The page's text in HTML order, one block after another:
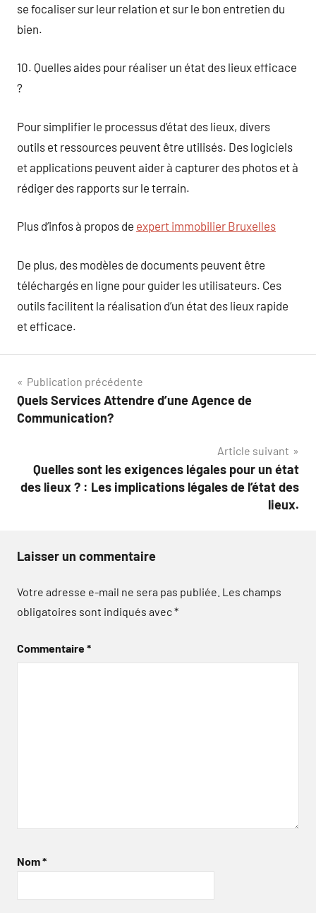
se focaliser sur leur relation et sur le bon entretien du
bien.
10. Quelles aides pour réaliser un état des lieux efficace
?
Pour simplifier le processus d’état des lieux, divers
outils et ressources peuvent être utilisés. Des logiciels
et applications peuvent aider à capturer des photos et à
rédiger des rapports sur le terrain.
Plus d’infos à propos de expert immobilier Bruxelles
De plus, des modèles de documents peuvent être
téléchargés en ligne pour guider les utilisateurs. Ces
outils facilitent la réalisation d’un état des lieux rapide
et efficace.
Navigation
de
Publication précédente
Quels Services Attendre d’une Agence de
Communication?
Article suivant
Quelles sont les exigences légales pour un état
des lieux ? : Les implications légales de l’état des
lieux.
Laisser un commentaire
Votre adresse e-mail ne sera pas publiée. Les champs
obligatoires sont indiqués avec*
Commentaire*
Nom*